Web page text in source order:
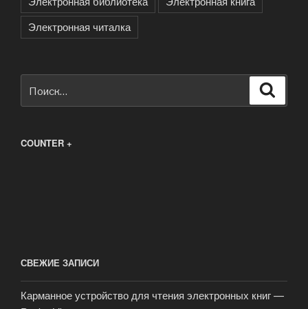
Электронная читалка
COUNTER +
СВЕЖИЕ ЗАПИСИ
Карманное устройство для чтения электронных книг —